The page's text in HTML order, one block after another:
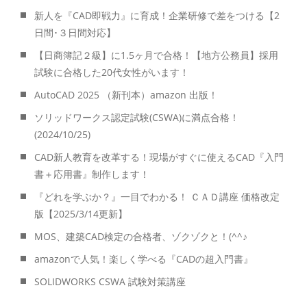
新人を『CAD即戦力』に育成！企業研修で差をつける【2
日間･３日間対応】
【日商簿記２級】に1.5ヶ月で合格！【地方公務員】採用
試験に合格した20代女性がいます！
AutoCAD 2025 （新刊本）amazon 出版！
ソリッドワークス認定試験(CSWA)に満点合格！
(2024/10/25)
CAD新人教育を改革する！現場がすぐに使えるCAD『入門
書＋応用書』制作します！
『どれを学ぶか？』一目でわかる！ ＣＡＤ講座 価格改定
版【2025/3/14更新】
MOS、建築CAD検定の合格者、ゾクゾクと！(^^♪
amazonで人気！楽しく学べる『CADの超入門書』
SOLIDWORKS CSWA 試験対策講座